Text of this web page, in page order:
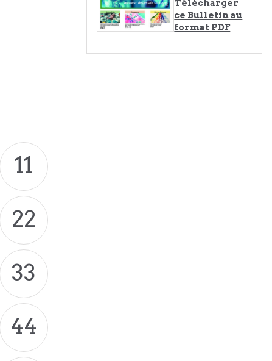
11
22
33
44
Télécharger
ce Bulletin au
format PDF